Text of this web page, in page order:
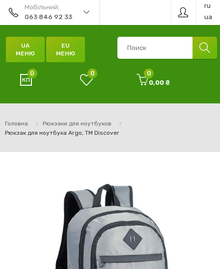
Мобільний:
063 846 92 33
ru
ua
UA
МЕНЮ
EU
МЕНЮ
0 0
0
0,00 ₴
Головна
Рюкзаки для ноутбуков
Рюкзак для ноутбука Argo, ТМ Discover